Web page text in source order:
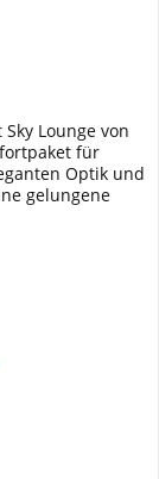
Lounge von
für
Optik und
gelungene